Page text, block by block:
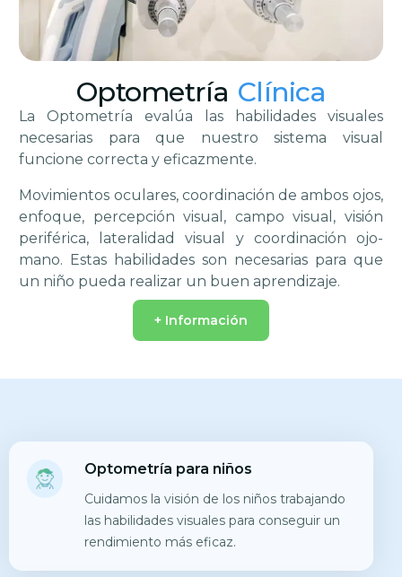
Optometría Clínica
La Optometría evalúa las habilidades visuales
necesarias para que nuestro sistema visual
funcione correcta y eficazmente.
Movimientos oculares, coordinación de ambos ojos,
enfoque, percepción visual, campo visual, visión
periférica, lateralidad visual y coordinación ojo-
mano. Estas habilidades son necesarias para que
un niño pueda realizar un buen aprendizaje.
+ Información
Optometría para niños
Cuidamos la visión de los niños trabajando
las habilidades visuales para conseguir un
rendimiento más eficaz.